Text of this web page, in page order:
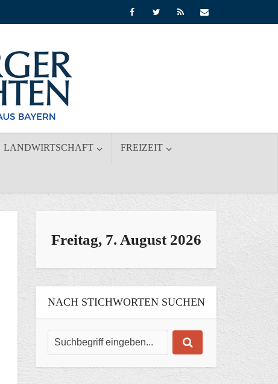
LANDWIRTSCHAFT FREIZEIT
Freitag, 7. August 2026
NACH STICHWORTEN SUCHEN